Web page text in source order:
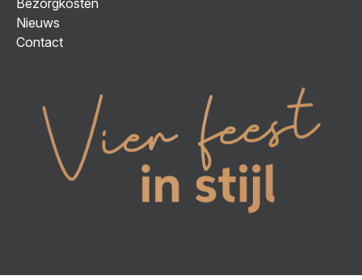
Bezorgkosten
Nieuws
Contact